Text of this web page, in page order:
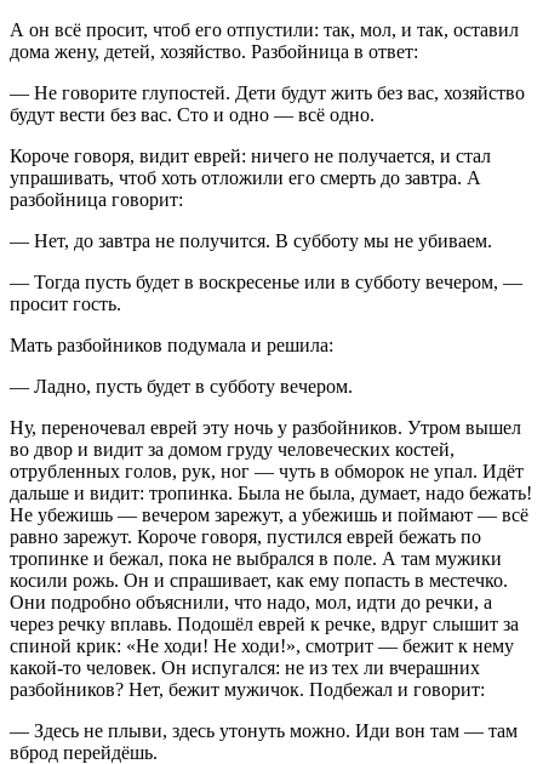
А он всё просит, чтоб его отпустили: так, мол, и так, оставил
дома жену, детей, хозяйство. Разбойница в ответ:
— Не говорите глупостей. Дети будут жить без вас, хозяйство
будут вести без вас. Сто и одно — всё одно.
Короче говоря, видит еврей: ничего не получается, и стал
упрашивать, чтоб хоть отложили его смерть до завтра. А
разбойница говорит:
— Нет, до завтра не получится. В субботу мы не убиваем.
— Тогда пусть будет в воскресенье или в субботу вечером, —
просит гость.
Мать разбойников подумала и решила:
— Ладно, пусть будет в субботу вечером.
Ну, переночевал еврей эту ночь у разбойников. Утром вышел
во двор и видит за домом груду человеческих костей,
отрубленных голов, рук, ног — чуть в обморок не упал. Идёт
дальше и видит: тропинка. Была не была, думает, надо бежать!
Не убежишь — вечером зарежут, а убежишь и поймают — всё
равно зарежут. Короче говоря, пустился еврей бежать по
тропинке и бежал, пока не выбрался в поле. А там мужики
косили рожь. Он и спрашивает, как ему попасть в местечко.
Они подробно объяснили, что надо, мол, идти до речки, а
через речку вплавь. Подошёл еврей к речке, вдруг слышит за
спиной крик: «Не ходи! Не ходи!», смотрит — бежит к нему
какой-то человек. Он испугался: не из тех ли вчерашних
разбойников? Нет, бежит мужичок. Подбежал и говорит:
— Здесь не плыви, здесь утонуть можно. Иди вон там — там
вброд перейдёшь.